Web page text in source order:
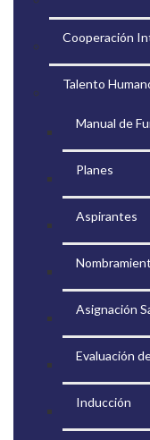
Cooperación
Talento
Manual de
Planes
Aspirantes
Asignación
Evaluación
Inducción